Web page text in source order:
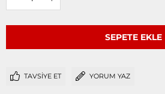
TAVSIYE ET YORUM YAZ